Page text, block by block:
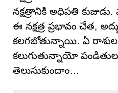
నక్షత్రానికి అధిపతి
ఈ నక్షత్ర ప్రభావం చేత,
కలగబోతున్నాయి. ఏ
కలుగుతున్నాయో
తెలుసుకుందాం…